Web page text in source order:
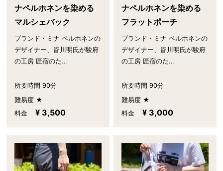
ナペルホネンを染める
マルシェバック
ブランド・ミナ ペルホネンの
デザイナー、皆川明氏が駿府
の工房 匠宿のた…
所要時間 90分
難易度 ★
料金
¥ 3,500
ナペルホネンを染める
フラットポーチ
ブランド・ミナ ペルホネンの
デザイナー、皆川明氏が駿府
の工房 匠宿のた…
所要時間 90分
難易度 ★
料金
¥ 3,000